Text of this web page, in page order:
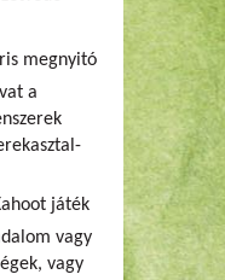
megnyitó
a
játék
vagy
vagy